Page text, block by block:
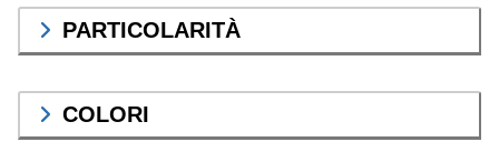
PARTICOLARITÀ
COLORI